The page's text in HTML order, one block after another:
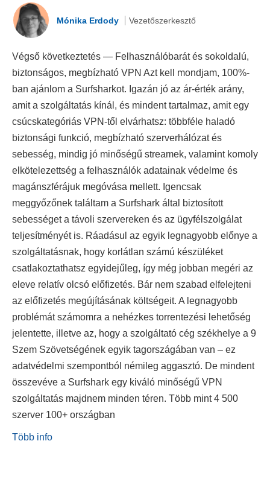
Mónika Erdody Vezetőszerkesztő
Végső következtetés — Felhasználóbarát és sokoldalú,
biztonságos, megbízható VPN Azt kell mondjam, 100%-
ban ajánlom a Surfsharkot. Igazán jó az ár-érték arány,
amit a szolgáltatás kínál, és mindent tartalmaz, amit egy
csúcskategóriás VPN-től elvárhatsz: többféle haladó
biztonsági funkció, megbízható szerverhálózat és
sebesség, mindig jó minőségű streamek, valamint komoly
elkötelezettség a felhasználók adatainak védelme és
magánszférájuk megóvása mellett. Igencsak
meggyőzőnek találtam a Surfshark által biztosított
sebességet a távoli szervereken és az ügyfélszolgálat
teljesítményét is. Ráadásul az egyik legnagyobb előnye a
szolgáltatásnak, hogy korlátlan számú készüléket
csatlakoztathatsz egyidejűleg, így még jobban megéri az
eleve relatív olcsó előfizetés. Bár nem szabad elfelejteni
az előfizetés megújításának költségeit. A legnagyobb
problémát számomra a nehézkes torrentezési lehetőség
jelentette, illetve az, hogy a szolgáltató cég székhelye a 9
Szem Szövetségének egyik tagországában van – ez
adatvédelmi szempontból némileg aggasztó. De mindent
összevéve a Surfshark egy kiváló minőségű VPN
szolgáltatás majdnem minden téren. Több mint 4 500
szerver 100+ országban
Több info